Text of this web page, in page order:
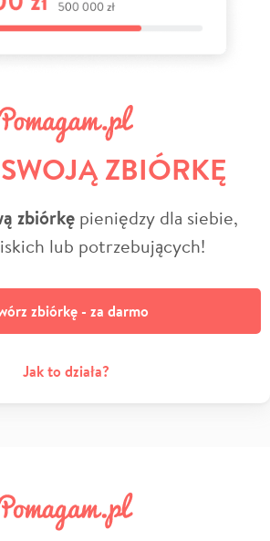
ZBIÓRKĘ
zbiórkę pieniędzy dla siebie,
lub potrzebujących!
zbiórkę - za darmo
Jak to działa?